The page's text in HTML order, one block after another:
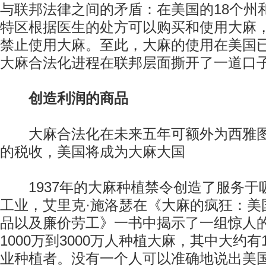
与联邦法律之间的矛盾：在美国的18个州
特区根据医生的处方可以购买和使用大麻
禁止使用大麻。至此，大麻的使用在美国
大麻合法化进程在联邦层面撕开了一道口
创造利润的商品
大麻合法化在未来五年可额外为西雅
的税收，美国将成为大麻大国
1937年的大麻种植禁令创造了服务于
工业，艾里克·施洛瑟在《大麻的疯狂：
品以及廉价劳工》一书中揭示了一组惊人
1000万到3000万人种植大麻，其中大约
业种植者。没有一个人可以准确地说出美